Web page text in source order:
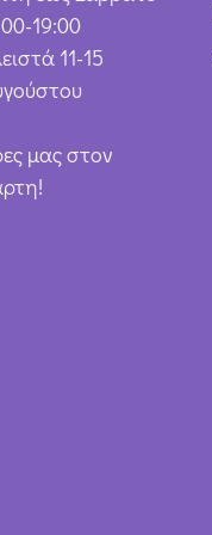
19:00
11-15
μας στον